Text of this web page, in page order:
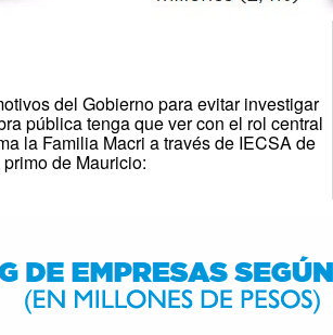
del Gobierno para evitar investigar
pública tenga que ver con el rol central
la Familia Macri a través de IECSA de
de Mauricio: